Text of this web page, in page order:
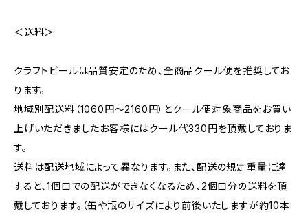
＜送料＞
クラフトビールは品質安定のため、全商品クール便を推奨してお
ります。
地域別配送料（1060円～2160円）とクール便対象商品をお買い
上げいただきましたお客様にはクール代330円を頂戴しておりま
す。
送料は配送地域によって異なります。また、配送の規定重量に達
すると、1個口での配送ができなくなるため、2個口分の送料を頂
戴しております。（缶や瓶のサイズにより前後いたしますが約10本